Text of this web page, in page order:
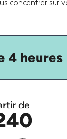
concentrer sur
4 heures
de